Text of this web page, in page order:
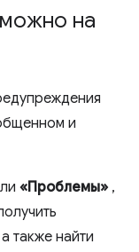
на
и
«Проблемы» ,
также найти